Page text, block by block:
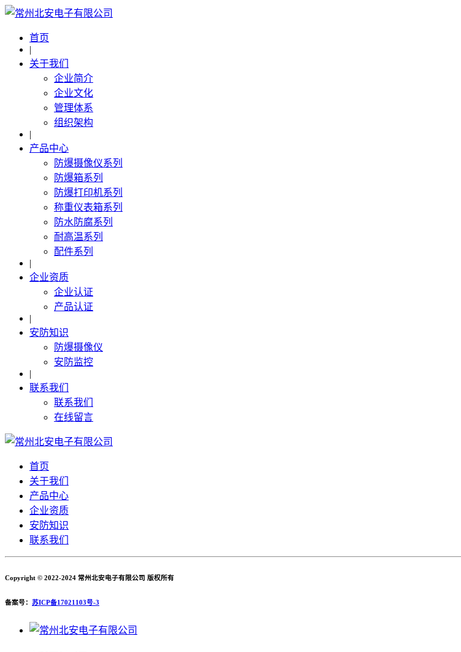
首页
|
关于我们
企业简介
企业文化
管理体系
组织架构
|
产品中心
防爆摄像仪系列
防爆箱系列
防爆打印机系列
称重仪表箱系列
防水防腐系列
耐高温系列
配件系列
|
企业资质
企业认证
产品认证
|
安防知识
防爆摄像仪
安防监控
|
联系我们
联系我们
在线留言
首页
关于我们
产品中心
企业资质
安防知识
联系我们
Copyright © 2022-2024 常州北安电子有限公司 版权所有
备案号： 苏ICP备17021103号-3